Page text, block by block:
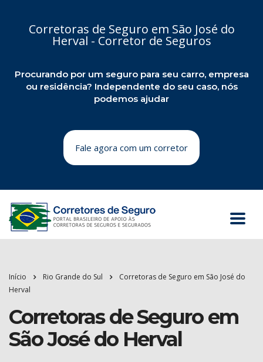
Corretoras de Seguro em São José do
Herval - Corretor de Seguros
Procurando por um seguro para seu carro, empresa
ou residência? Independente do seu caso, nós
podemos ajudar
Fale agora com um corretor
Início Rio Grande do Sul
Corretoras de Seguro em São José do
Herval
Corretoras de Seguro em
São José do Herval